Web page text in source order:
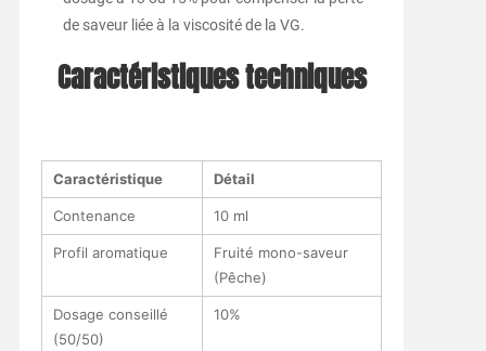
de saveur liée à la viscosité de la VG.
Caractéristiques techniques
Caractéristique Détail
Contenance 10 ml
Profil aromatique
Fruité mono-saveur
(Pêche)
Dosage conseillé
(50/50)
10%